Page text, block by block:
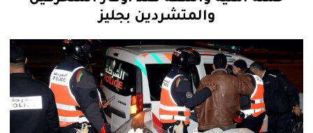
رياضة
حوادث
دولية
والمتشردين بجليز